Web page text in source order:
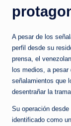
A pesar de los
perfil desde su
prensa, el
los medios, a pesar
señalamientos que
desentrañar la
Su operación
identificado como